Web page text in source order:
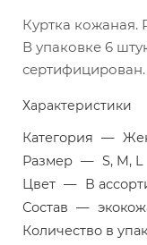
Куртка кожаная.
В упаковке 6
сертифицирован.
Характеристики
Категория —
Размер — S, M, L
Цвет — В
Состав —
Количество в